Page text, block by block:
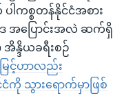
ါကစ္စတန်နိုင်ငံအစား
အပြောင်းအလဲ ဆက်ရှိ
အိန္ဒိယခရီးစဉ်
မြင့်ဟာလည်း
ကို သွားရောက်မှာဖြစ်